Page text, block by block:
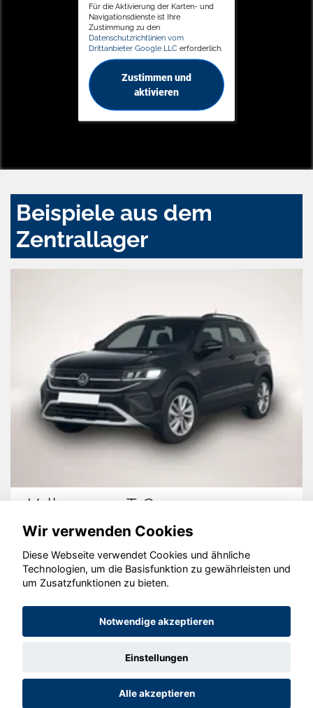
Für die Aktivierung der Karten- und
Navigationsdienste ist Ihre
Zustimmung zu den
Datenschutzrichtlinien vom
Drittanbieter Google LLC erforderlich.
Zustimmen und
aktivieren
Beispiele aus dem
Zentrallager
T-Cross Ford
© konjunkturmotor.de GmbH 2020 - 2026
Wir verwenden Cookies
Diese Webseite verwendet Cookies und ähnliche
Technologien, um die Basisfunktion zu gewährleisten und
um Zusatzfunktionen zu bieten.
Notwendige akzeptieren
Einstellungen
Alle akzeptieren